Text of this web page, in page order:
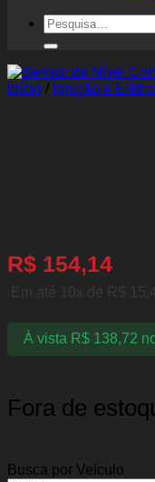
Pesquisar
por:
Início / Ignição e
R$ 154,14
Em até 10x de R$
À vista R$138,72
Fora de
Busca por Veículo